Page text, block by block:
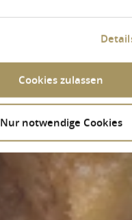
Cookies zulassen
Nur notwendige Cookies